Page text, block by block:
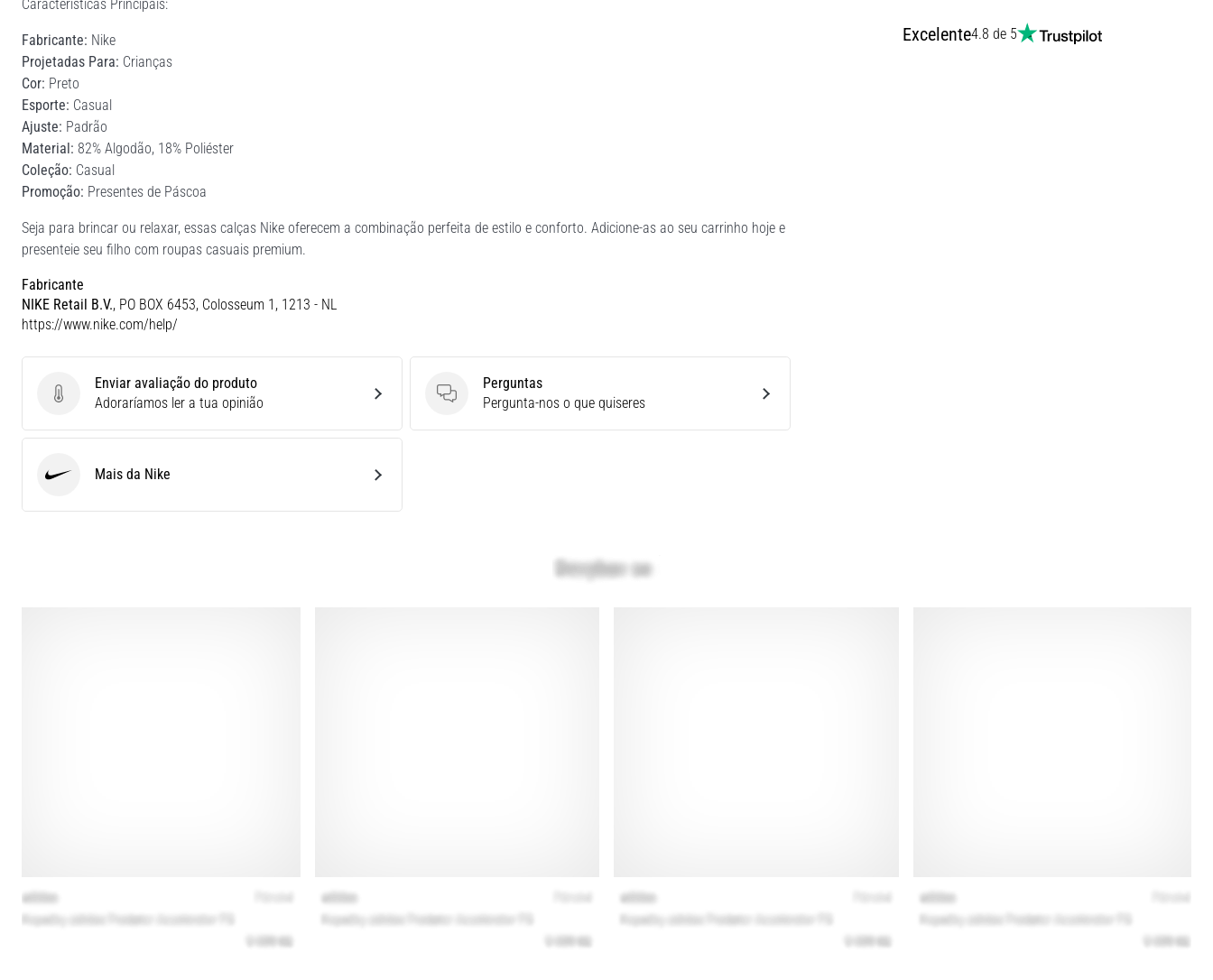
Excelente4.8 de 5
Características Principais:
Fabricante: Nike
Projetadas Para: Crianças
Cor: Preto
Esporte: Casual
Ajuste: Padrão
Material: 82% Algodão, 18% Poliéster
Coleção: Casual
Promoção: Presentes de Páscoa
Seja para brincar ou relaxar, essas calças Nike oferecem a combinação perfeita de estilo e conforto. Adicione-as ao seu carrinho hoje e
presenteie seu filho com roupas casuais premium.
Fabricante
NIKE Retail B.V., PO BOX 6453, Colosseum 1, 1213 - NL
https://www.nike.com/help/
Enviar avaliação do produto
Enviar avaliação do produto
Adoraríamos ler a tua opinião
Perguntas
Perguntas
Pergunta-nos o que quiseres
Mais da Nike